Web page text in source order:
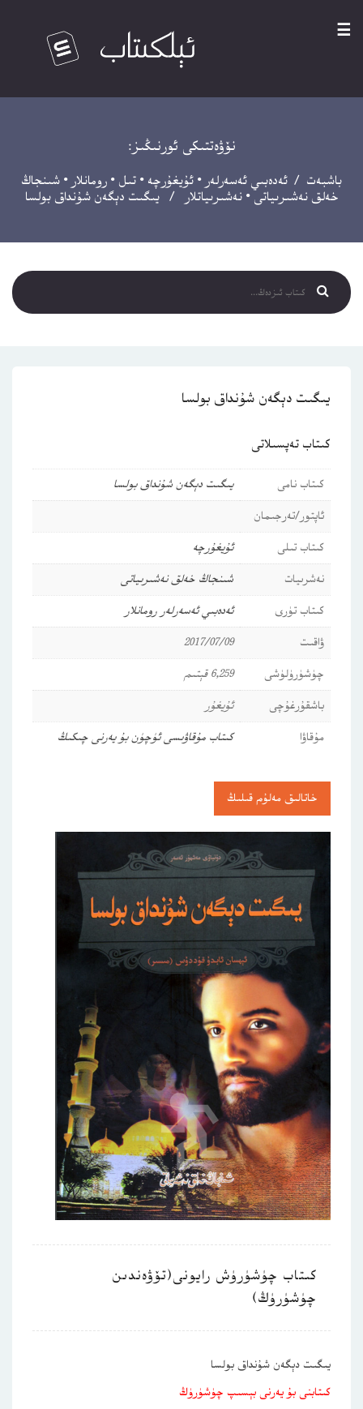
☰
نۆۋەتتىكى ئورنىڭىز:
باشبەت / ئەدەبىي ئەسەرلەر • ئۇيغۇرچە • تىل • رومانلار • شىنجاڭ
خەلق نەشىرىياتى •نەشىرىياتلار / يىگىت دېگەن شۇنداق بولسا
يىگىت دېگەن شۇنداق بولسا
كىتاب تەپسىلاتى
كىتاب نامى
يىگىت دېگەن شۇنداق بولسا
ئاپتور/تەرجىمان
كىتاب تىلى
ئۇيغۇرچە
نەشرىيات
شىنجاڭ خەلق نەشىرىياتى
كىتاب تۈرى
ئەدەبىي ئەسەرلەر رومانلار
ۋاقىت
2017/07/09
چۈشۈرۈلۈشى
6,259 قېتىم
باشقۇرغۇچى
ئۇيغۇر
مۇقاۋا
كىتاب مۇقاۋىسى ئۈچۈن بۇ يەرنى چىكىڭ
خاتالىق مەلۇم قىلىڭ
كىتاب چۈشۈرۈش رايونى(تۆۋەندىن
چۈشۈرۈڭ)
يىگىت دېگەن شۇنداق بولسا
كىتابنى بۇ يەرنى بېسىپ چۈشۈرۈڭ